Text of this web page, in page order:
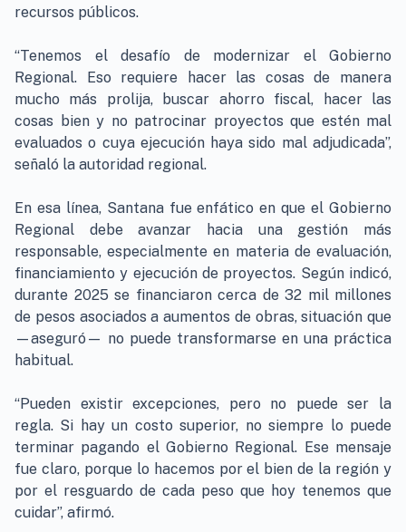
recursos públicos.
“Tenemos el desafío de modernizar el Gobierno
Regional. Eso requiere hacer las cosas de manera
mucho más prolija, buscar ahorro fiscal, hacer las
cosas bien y no patrocinar proyectos que estén mal
evaluados o cuya ejecución haya sido mal adjudicada”,
señaló la autoridad regional.
En esa línea, Santana fue enfático en que el Gobierno
Regional debe avanzar hacia una gestión más
responsable, especialmente en materia de evaluación,
financiamiento y ejecución de proyectos. Según indicó,
durante 2025 se financiaron cerca de 32 mil millones
de pesos asociados a aumentos de obras, situación que
—aseguró— no puede transformarse en una práctica
habitual.
“Pueden existir excepciones, pero no puede ser la
regla. Si hay un costo superior, no siempre lo puede
terminar pagando el Gobierno Regional. Ese mensaje
fue claro, porque lo hacemos por el bien de la región y
por el resguardo de cada peso que hoy tenemos que
cuidar”, afirmó.